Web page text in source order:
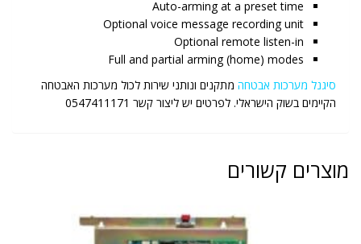
Auto-arming at a preset time
Optional voice message recording unit
Optional remote listen-in
Full and partial arming (home) modes
סיגנל מערכות אבטחה מתקנים ונותני שירות לכול מערכות האבטחה
הקיימים בשוק הישראלי. לפרטים יש ליצור קשר 0547411171
מוצרים קשורים